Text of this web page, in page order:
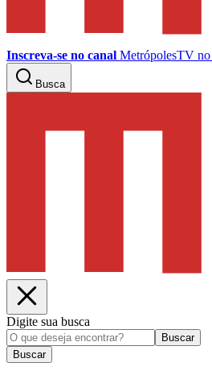
Inscreva-se no canal MetrópolesTV no
Busca
Digite sua busca
Buscar
Buscar